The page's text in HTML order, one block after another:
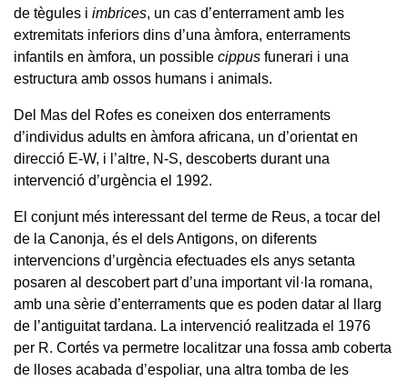
de tègules i imbrices, un cas d’enterrament amb les
extremitats inferiors dins d’una àmfora, enterraments
infantils en àmfora, un possible cippus funerari i una
estructura amb ossos humans i animals.
Del Mas del Rofes es coneixen dos enterraments
d’individus adults en àmfora africana, un d’orientat en
direcció E-W, i l’altre, N-S, descoberts durant una
intervenció d’urgència el 1992.
El conjunt més interessant del terme de Reus, a tocar del
de la Canonja, és el dels Antigons, on diferents
intervencions d’urgència efectuades els anys setanta
posaren al descobert part d’una important vil·la romana,
amb una sèrie d’enterraments que es poden datar al llarg
de l’antiguitat tardana. La intervenció realitzada el 1976
per R. Cortés va permetre localitzar una fossa amb coberta
de lloses acabada d’espoliar, una altra tomba de les